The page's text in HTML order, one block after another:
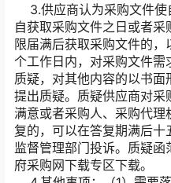
3.供应商认为采购文件使
自获取采购文件之日或者
限届满后获取采购文件的
个工作日内，对采购文件
质疑，对其他内容的以书
提出质疑。质疑供应商对
满意或者采购人、采购代
复的，可以在答复期满后
监督管理部门投诉。质疑
府采购网下载专区下载。